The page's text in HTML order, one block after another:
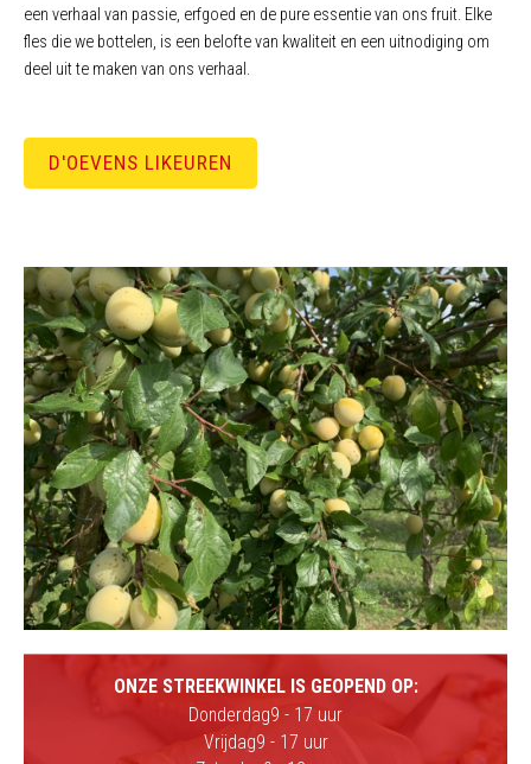
een verhaal van passie, erfgoed en de pure essentie van ons fruit. Elke
fles die we bottelen, is een belofte van kwaliteit en een uitnodiging om
deel uit te maken van ons verhaal.
D'OEVENS LIKEUREN
ONZE STREEKWINKEL IS GEOPEND OP:
Donderdag9 - 17 uur
Vrijdag9 - 17 uur